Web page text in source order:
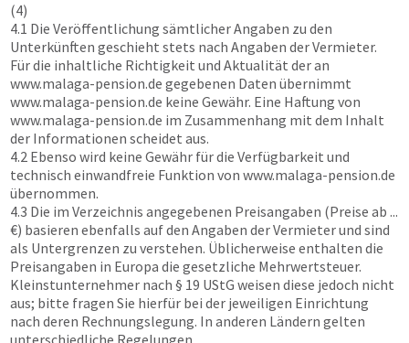
(4)
4.1 Die Veröffentlichung sämtlicher Angaben zu den
Unterkünften geschieht stets nach Angaben der Vermieter.
Für die inhaltliche Richtigkeit und Aktualität der an
www.malaga-pension.de gegebenen Daten übernimmt
www.malaga-pension.de keine Gewähr. Eine Haftung von
www.malaga-pension.de im Zusammenhang mit dem Inhalt
der Informationen scheidet aus.
4.2 Ebenso wird keine Gewähr für die Verfügbarkeit und
technisch einwandfreie Funktion von www.malaga-pension.de
übernommen.
4.3 Die im Verzeichnis angegebenen Preisangaben (Preise ab ...
€) basieren ebenfalls auf den Angaben der Vermieter und sind
als Untergrenzen zu verstehen. Üblicherweise enthalten die
Preisangaben in Europa die gesetzliche Mehrwertsteuer.
Kleinstunternehmer nach § 19 UStG weisen diese jedoch nicht
aus; bitte fragen Sie hierfür bei der jeweiligen Einrichtung
nach deren Rechnungslegung. In anderen Ländern gelten
unterschiedliche Regelungen.